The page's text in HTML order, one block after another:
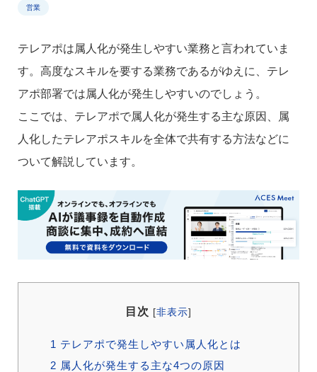
営業
テレアポは属人化が発生しやすい業務と言われていま
す。高度なスキルを要する業務であるがゆえに、テレ
アポ部署では属人化が発生しやすいのでしょう。
ここでは、テレアポで属人化が発生する主な原因、属
人化したテレアポスキルを全体で共有する方法などに
ついて解説しています。
目次 [非表示]
1 テレアポで発生しやすい属人化とは
2 属人化が発生する主な4つの原因